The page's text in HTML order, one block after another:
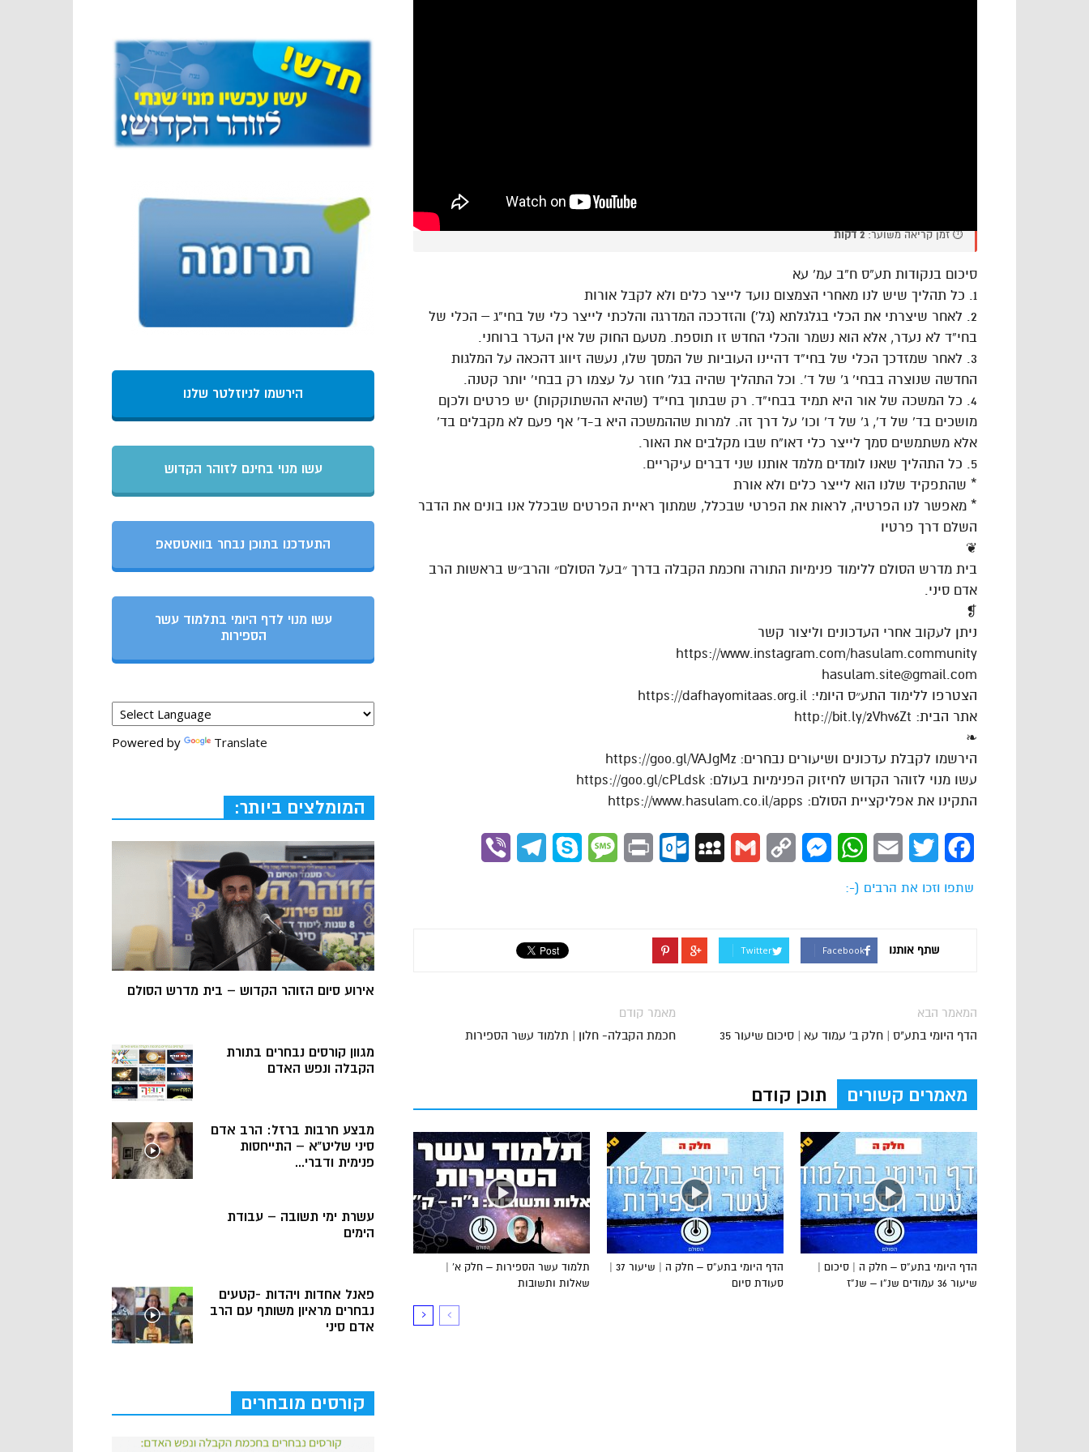
⏱️ זמן קריאה משוער:2 דקות
סיכום בנקודות תע”ס ח”ב עמ’ עא
1. כל תהליך שיש לנו מאחרי הצמצום נועד לייצר כלים ולא לקבל אורות
2. לאחר שיצרתי את הכלי בגלגלתא (גל’) והזדככה המדרגה והלכתי לייצר כלי של בחי”ג – הכלי של
בחי”ד לא נעדר, אלא הוא נשמר והכלי החדש זו תוספת. מטעם החוק של אין העדר ברוחני.
3. לאחר שמזדכך הכלי של בחי”ד דהיינו העוביות של המסך שלו, נעשה זיווג דהכאה על המלגות
החדשה שנוצרה בבחי’ ג’ של ד’. וכל התהליך שהיה בגל’ חוזר על עצמו רק בבחי’ יותר קטנה.
4. כל המשכה של אור היא תמיד בבחי”ד. רק שבתוך בחי”ד (שהיא ההשתוקקות) יש פרטים ולכןם
מושכים בד’ של ד’, ג’ של ד’ וכו’ על דרך זה. למרות שההמשכה היא ב-ד’ אף פעם לא מקבלים בד’
אלא משתמשים סמך לייצר כלי דאו”ח שבו מקלבים את האור.
5. כל התהליך שאנו לומדים מלמד אותנו שני דברים עיקריים.
* שהתפקיד שלנו הוא לייצר כלים ולא אורת
* מאפשר לנו הפרטיה, לראות את הפרטי שבכלל, שמתוך ראיית הפרטים שבכלל אנו בונים את הדבר
השלם דרך פרטיו
❦
בית מדרש הסולם ללימוד פנימיות התורה וחכמת הקבלה בדרך ״בעל הסולם״ והרב״ש בראשות הרב
אדם סיני.
❡
ניתן לעקוב אחרי העדכונים וליצור קשר
https://www.instagram.com/hasulam.community
hasulam.site@gmail.com
הצטרפו ללימוד התע״ס היומי: https://dafhayomitaas.org.il
אתר הבית: http://bit.ly/2Vhv6Zt
❧
הירשמו לקבלת עדכונים ושיעורים נבחרים: https://goo.gl/VAJgMz
עשו מנוי לזוהר הקדוש לחיזוק הפנימיות בעולם: https://goo.gl/cPLdsk
התקינו את אפליקציית הסולם: https://www.hasulam.co.il/apps
Facebook
Twitter
Email
WhatsApp
Messenger
Copy
Gmail
MySpace
Outlook.com
Print
Message
Skype
Telegram
שתפו וזכו את הרבים (-:
שתף אותנו Facebook
Twitter
מאמר קודם
חכמת הקבלה- חלון | תלמוד עשר הספירות
המאמר הבא
הדף היומי בתע"ס | חלק ב' עמוד עא | סיכום שיעור 35
מאמרים קשורים תוכן קודם
תלמוד עשר הספירות – חלק א’ |
שאלות ותשובות
סעודת סיום
הדף היומי בתע”ס – חלק ה | סיכום |
שיעור 36 עמודים שנ”ו – שנ”ז
הירשמו לניוזלטר שלנו
עשו מנוי בחינם לזוהר הקדוש
התעדכנו בתוכן נבחר בוואטסאפ
עשו מנוי לדף היומי בתלמוד עשר
הספירות
Powered by Translate
המומלצים ביותר:
אירוע סיום הזוהר הקדוש – בית מדרש הסולם
מגוון קורסים נבחרים בתורת
הקבלה ונפש האדם
מבצע חרבות ברזל: הרב אדם
סיני שליט”א – התייחסות
פנימית ודברי...
עשרת ימי תשובה – עבודת
הימים
פאנל אחדות ויהדות -קטעים
נבחרים מראיון משותף עם הרב
אדם סיני
קורסים מובחרים